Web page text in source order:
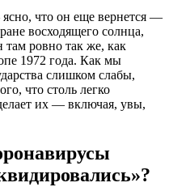
что он еще вернется —
восходящего солнца,
ровно так же, как
1972 года. Как мы
слишком слабы,
что столь легко
их — включая, увы,